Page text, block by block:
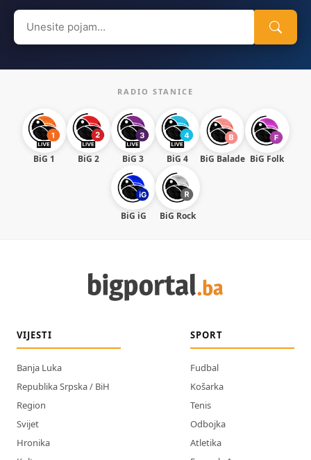
Search
for:
RADIO STANICE
BiG 1 BiG 2 BiG 3 BiG 4 BiG Balade BiG Folk
BiG iG BiG Rock
VIJESTI
Banja Luka
Republika Srpska / BiH
Region
Svijet
Hronika
SPORT
Fudbal
Košarka
Tenis
Odbojka
Atletika